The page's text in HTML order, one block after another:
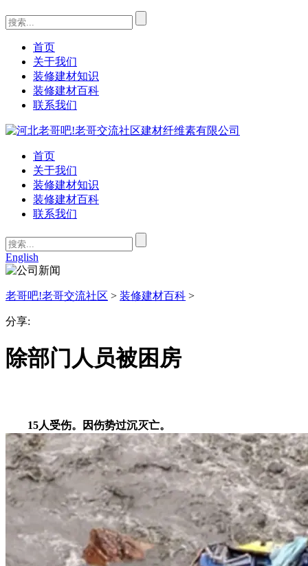
首页
关于我们
装修建材知识
装修建材百科
联系我们
首页
关于我们
装修建材知识
装修建材百科
联系我们
English
老哥吧!老哥交流社区 > 装修建材百科 >
分享:
除部门人员被困房
15人受伤。因伤势过沉灭亡。